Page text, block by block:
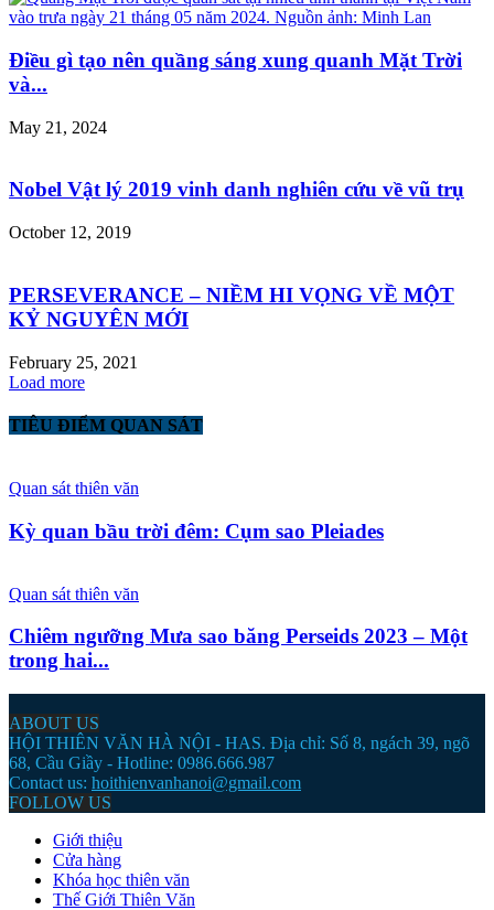
Điều gì tạo nên quầng sáng xung quanh Mặt Trời
và...
May 21, 2024
Nobel Vật lý 2019 vinh danh nghiên cứu về vũ trụ
October 12, 2019
PERSEVERANCE – NIỀM HI VỌNG VỀ MỘT
KỶ NGUYÊN MỚI
February 25, 2021
Load more
TIÊU ĐIỂM QUAN SÁT
Quan sát thiên văn
Kỳ quan bầu trời đêm: Cụm sao Pleiades
Quan sát thiên văn
Chiêm ngưỡng Mưa sao băng Perseids 2023 – Một
trong hai...
ABOUT US
HỘI THIÊN VĂN HÀ NỘI - HAS. Địa chỉ: Số 8, ngách 39, ngõ
68, Cầu Giầy - Hotline: 0986.666.987
Contact us: hoithienvanhanoi@gmail.com
FOLLOW US
Giới thiệu
Cửa hàng
Khóa học thiên văn
Thế Giới Thiên Văn